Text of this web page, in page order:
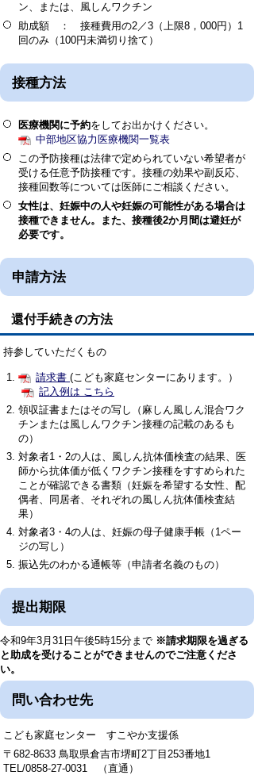
ン、または、風しんワクチン
助成額 ： 接種費用の2／3（上限8，000円）1
回のみ（100円未満切り捨て）
接種方法
医療機関に予約をしてお出かけください。
中部地区協力医療機関一覧表
この予防接種は法律で定められていない希望者が
受ける任意予防接種です。接種の効果や副反応、
接種回数等については医師にご相談ください。
女性は、妊娠中の人や妊娠の可能性がある場合は
接種できません。また、接種後2か月間は避妊が
必要です。
申請方法
還付手続きの方法
持参していただくもの
請求書 (こども家庭センターにあります。）
記入例は こちら
領収証書またはその写し（麻しん風しん混合ワク
チンまたは風しんワクチン接種の記載のあるも
の）
対象者1・2の人は、風しん抗体価検査の結果、医
師から抗体価が低くワクチン接種をすすめられた
ことが確認できる書類（妊娠を希望する女性、配
偶者、同居者、それぞれの風しん抗体価検査結
果）
対象者3・4の人は、妊娠の母子健康手帳（1ペー
ジの写し）
振込先のわかる通帳等（申請者名義のもの）
提出期限
令和9年3月31日午後5時15分まで ※請求期限を過ぎる
と助成を受けることができませんのでご注意くださ
い。
問い合わせ先
こども家庭センター すこやか支援係
〒682-8633 鳥取県倉吉市堺町2丁目253番地1
TEL/0858-27-0031 （直通）